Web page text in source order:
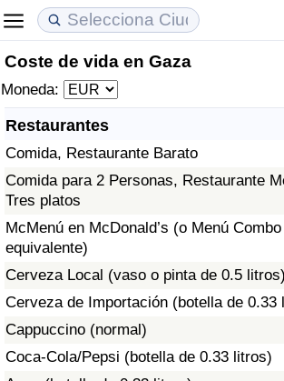
Coste de vida en Gaza
Moneda:
Restaurantes
Comida, Restaurante Barato
Comida para 2 Personas, Restaurante
Tres platos
McMenú en McDonald’s (o Menú Combo
equivalente)
Cerveza Local (vaso o pinta de 0.5 litros)
Cerveza de Importación (botella de 0.33
Cappuccino (normal)
Coca-Cola/Pepsi (botella de 0.33 litros)
Coste de vida
Índice de Costo de Vida
Índice de costo de vida por país
en aqaba
Precios de las propiedades
Índice de Precios de Inmuebles
Índice de Precios de Inmuebles por País
Calidad de Vida
Índice de Calidad de Vida (Actual)
Índice de calidad de vida por país
Delincuencia
Calificación del Índice de Criminalidad
(Actual)
Índice de Criminalidad